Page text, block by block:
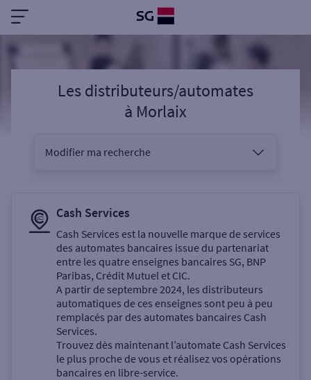
Les distributeurs/automates
à Morlaix
Modifier ma recherche
Sélectionnez votre recherche
Un service
Cash Services
Cash Services est la nouvelle marque de services
des automates bancaires issue du partenariat
entre les quatre enseignes bancaires SG, BNP
Paribas, Crédit Mutuel et CIC.
A partir de septembre 2024, les distributeurs
automatiques de ces enseignes sont peu à peu
remplacés par des automates bancaires Cash
Services.
Trouvez dès maintenant l’automate Cash Services
le plus proche de vous et réalisez vos opérations
bancaires en libre-service.